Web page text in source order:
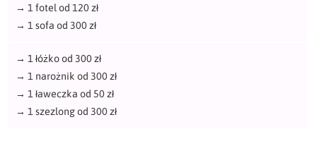
→ 1 fotel od 120 zł
→ 1 sofa od 300 zł
→ 1 łóżko od 300 zł
→ 1 narożnik od 300 zł
→ 1 ławeczka od 50 zł
→ 1 szezlong od 300 zł